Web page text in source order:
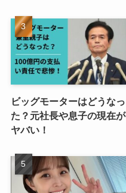
ビッグモーターはどうなっ
た？元社長や息子の現在が
ヤバい！